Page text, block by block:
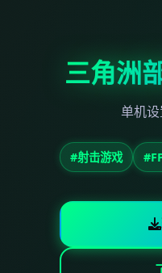
三角洲
单机
#射击游戏